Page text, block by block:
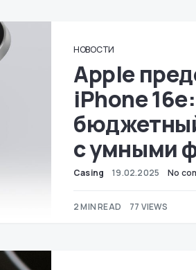
НОВОСТИ
Apple
iPhone 16e:
с умными
Casing 19.02.2025 No
2 MIN READ 77 VIEWS